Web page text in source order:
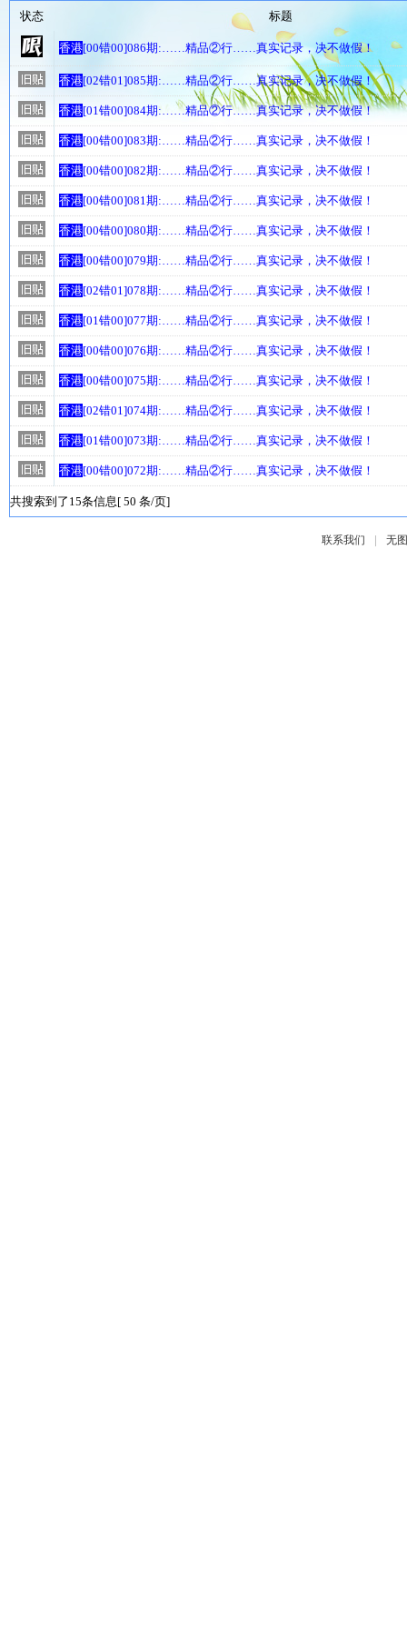
状态 标题
香港[00错00]086期:……精品②行……真实记录，决不做假！
香港[02错01]085期:……精品②行……真实记录，决不做假！
香港[01错00]084期:……精品②行……真实记录，决不做假！
香港[00错00]083期:……精品②行……真实记录，决不做假！
香港[00错00]082期:……精品②行……真实记录，决不做假！
香港[00错00]081期:……精品②行……真实记录，决不做假！
香港[00错00]080期:……精品②行……真实记录，决不做假！
香港[00错00]079期:……精品②行……真实记录，决不做假！
香港[02错01]078期:……精品②行……真实记录，决不做假！
香港[01错00]077期:……精品②行……真实记录，决不做假！
香港[00错00]076期:……精品②行……真实记录，决不做假！
香港[00错00]075期:……精品②行……真实记录，决不做假！
香港[02错01]074期:……精品②行……真实记录，决不做假！
香港[01错00]073期:……精品②行……真实记录，决不做假！
香港[00错00]072期:……精品②行……真实记录，决不做假！
共搜索到了15条信息[ 50 条/页]
联系我们 | 无